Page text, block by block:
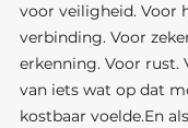
voor veiligheid. Voor
verbinding. Voor
erkenning. Voor rust.
van iets wat op dat
kostbaar voelde.En